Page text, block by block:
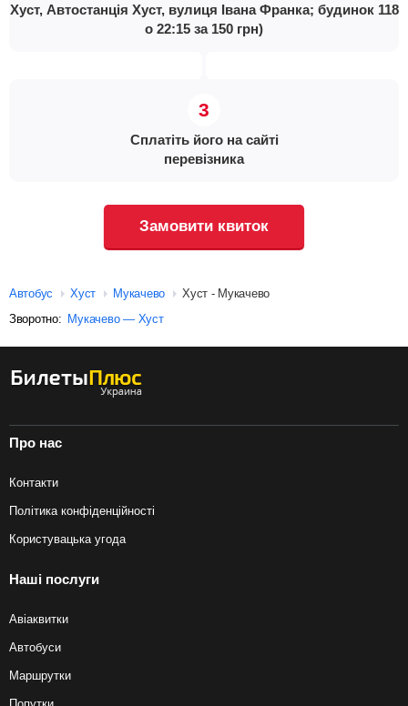
Хуст, Автостанція Хуст, вулиця Івана Франка; будинок 118
о 22:15 за 150 грн)
Сплатіть його на сайті
перевізника
Замовити квиток
Автобус Хуст Мукачево
Хуст - Мукачево
Зворотно: Мукачево — Хуст
Про нас
Контакти
Політика конфіденційності
Користувацька угода
Наші послуги
Авіаквитки
Автобуси
Маршрутки